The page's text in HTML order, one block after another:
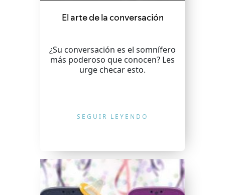
El arte de la conversación
¿Su conversación es el somnífero
más poderoso que conocen? Les
urge checar esto.
SEGUIR LEYENDO